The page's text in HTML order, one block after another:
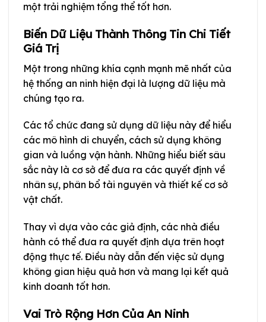
một trải nghiệm tổng thể tốt hơn.
Biến Dữ Liệu Thành Thông Tin Chi Tiết
Giá Trị
Một trong những khía cạnh mạnh mẽ nhất của
hệ thống an ninh hiện đại là lượng dữ liệu mà
chúng tạo ra.
Các tổ chức đang sử dụng dữ liệu này để hiểu
các mô hình di chuyển, cách sử dụng không
gian và luồng vận hành. Những hiểu biết sâu
sắc này là cơ sở để đưa ra các quyết định về
nhân sự, phân bổ tài nguyên và thiết kế cơ sở
vật chất.
Thay vì dựa vào các giả định, các nhà điều
hành có thể đưa ra quyết định dựa trên hoạt
động thực tế. Điều này dẫn đến việc sử dụng
không gian hiệu quả hơn và mang lại kết quả
kinh doanh tốt hơn.
Vai Trò Rộng Hơn Của An Ninh